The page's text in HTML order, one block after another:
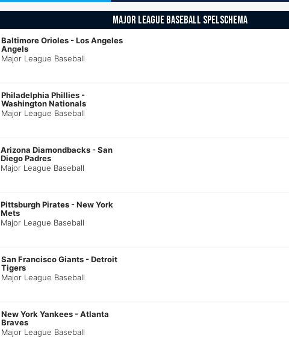
MAJOR LEAGUE BASEBALL SPELSCHEMA
Baltimore Orioles -Los Angeles
Angels
Major League Baseball
Philadelphia Phillies -
Washington Nationals
Major League Baseball
Arizona Diamondbacks -San
Diego Padres
Major League Baseball
Pittsburgh Pirates -New York
Mets
Major League Baseball
San Francisco Giants -Detroit
Tigers
Major League Baseball
New York Yankees -Atlanta
Braves
Major League Baseball